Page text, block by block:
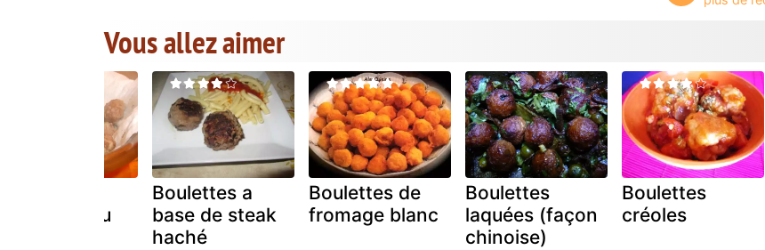
Vous allez aimer
au
Boulettes a
base de steak
haché
Boulettes de
fromage blanc
Boulettes
laquées (façon
chinoise)
Boulettes
créoles